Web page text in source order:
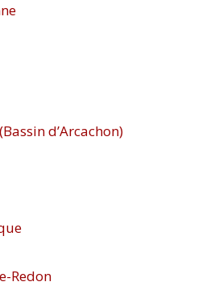
d’Arcachon)
Redon